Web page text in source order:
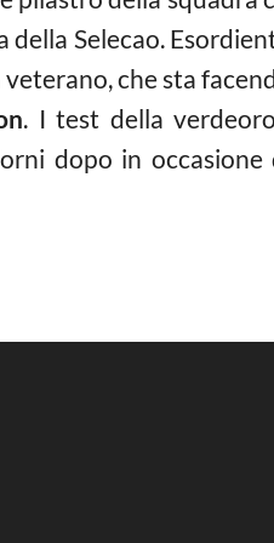
Selecao.
che sta
. I test della
dopo in occasione